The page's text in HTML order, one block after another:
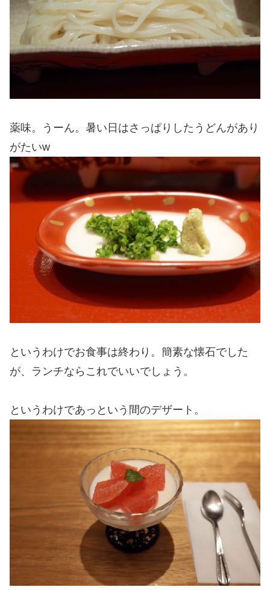
薬味。うーん。暑い日はさっぱりしたうどんがあり
がたいw
というわけでお食事は終わり。簡素な懐石でした
が、ランチならこれでいいでしょう。
というわけであっという間のデザート。